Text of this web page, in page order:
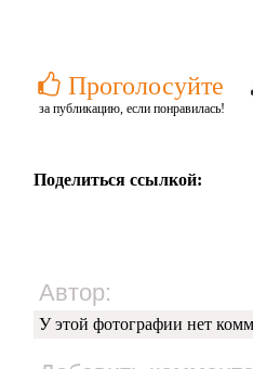
Проголосуйте
за публикацию, если понравилась!
Поделиться ссылкой:
Автор:
У этой фотографии нет